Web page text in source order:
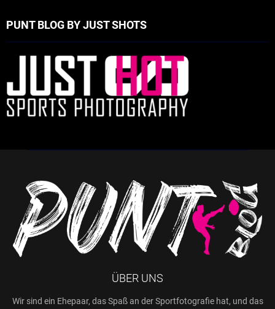
PUNT BLOG BY JUST SHOTS
ÜBER UNS
Wir sind ein Ehepaar, das Spaß an der Sportfotografie hat, und das